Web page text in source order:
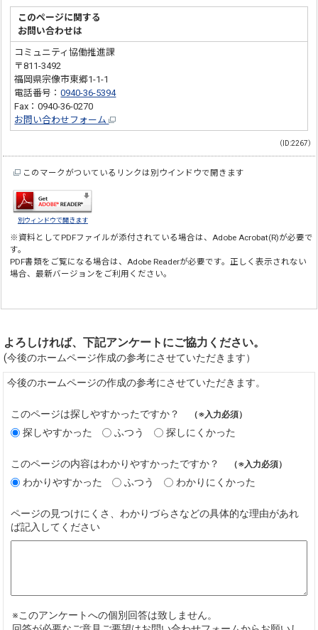
このページに関する
お問い合わせは
コミュニティ協働推進課
〒811-3492
福岡県宗像市東郷1-1-1
電話番号：0940-36-5394
Fax：0940-36-0270
お問い合わせフォーム
（ID:2267）
このマークがついているリンクは別ウインドウで開きます
別ウィンドウで開きます
※資料としてPDFファイルが添付されている場合は、 Adobe Acrobat(R)が必要で
す。
PDF書類をご覧になる場合は、 Adobe Readerが必要です。正しく表示されない
場合、最新バージョンをご利用ください。